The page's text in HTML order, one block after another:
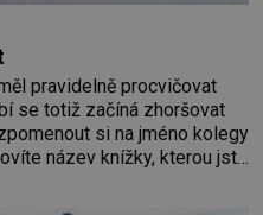
pravidelně procvičovat
se totiž začíná zhoršovat
si na jméno kolegy
název knížky, kterou jste